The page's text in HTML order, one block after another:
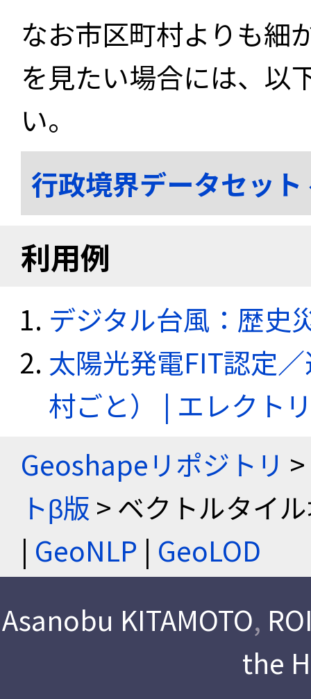
なお市区町村よりも細
を見たい場合には、以
い。
行政境界データセッ
利用例
デジタル台風：歴史
太陽光発電FIT認定
村ごと） | エレクト
Geoshapeリポジトリ >
トβ版 > ベクトルタイ
| GeoNLP | GeoLOD
Asanobu KITAMOTO,
the